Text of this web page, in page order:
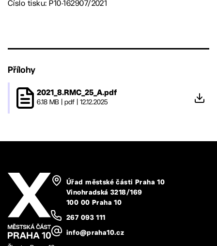
Číslo tisku: P10-162907/2021
Přílohy
2021_8.RMC_25_A.pdf
6.18 MB pdf 12.12.2025
Úřad městské části Praha 10
Vinohradská 3218/169
100 00 Praha 10
267 093 111
info@praha10.cz